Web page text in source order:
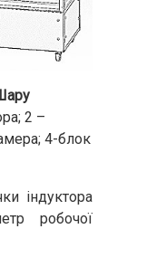
2 –
4-блок
індуктора
робочої